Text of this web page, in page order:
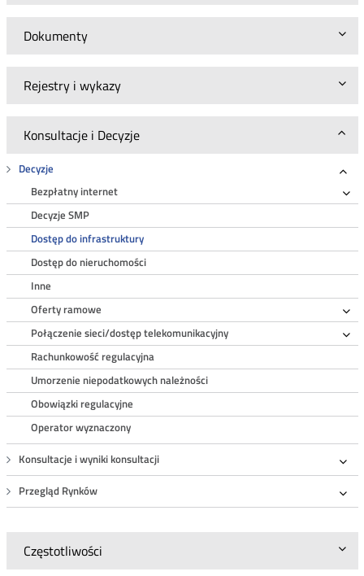
Dokumenty
Rejestry i wykazy
Konsultacje i Decyzje
Decyzje
Bezpłatny internet
Decyzje SMP
Dostęp do infrastruktury
Dostęp do nieruchomości
Inne
Oferty ramowe
Połączenie sieci/dostęp telekomunikacyjny
Rachunkowość regulacyjna
Umorzenie niepodatkowych należności
Obowiązki regulacyjne
Operator wyznaczony
Konsultacje i wyniki konsultacji
Przegląd Rynków
Częstotliwości